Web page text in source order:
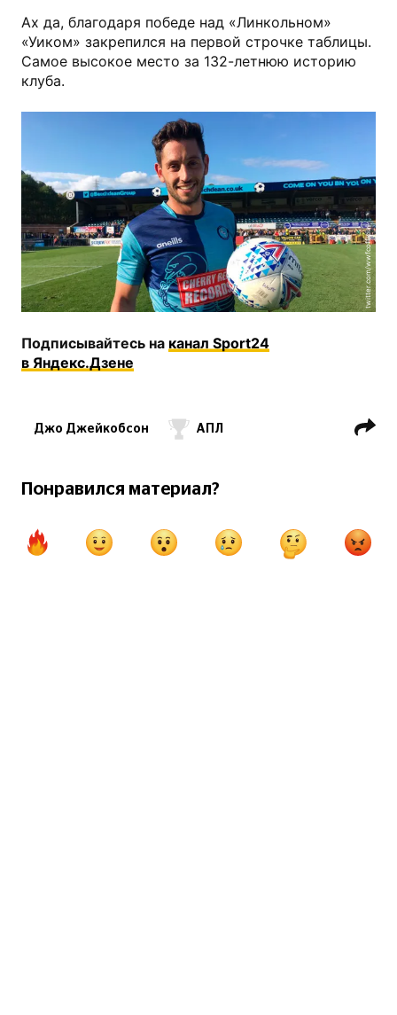
Ах да, благодаря победе над «Линкольном»
«Уиком» закрепился на первой строчке таблицы.
Самое высокое место за 132-летнюю историю
клуба.
twitter.com/wwfcofficial
Подписывайтесь на канал Sport24
в Яндекс.Дзене
Джо Джейкобсон АПЛ
Уиком Уондерерс
Понравился материал?